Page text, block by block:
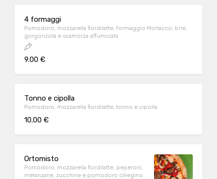
4 formaggi
Pomodoro, mozzarella fiordilatte, formaggio Morlacco, brie,
gorgonzola e scamorza affumicata
9.00 €
Tonno e cipolla
Pomodoro, mozzarella fiordilatte, tonno e cipolla
10.00 €
Ortomisto
Pomodoro, mozzarella fiordilatte, peperoni,
melanzane, zucchine e pomodoro ciliegino